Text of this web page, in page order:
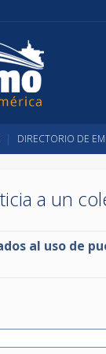
DIRECTORIO DE
a un
al uso de